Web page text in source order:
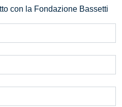
con la Fondazione Bassetti